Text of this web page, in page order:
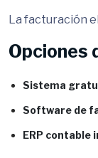
La facturación
Opciones
Sistema
Software de
ERP contable